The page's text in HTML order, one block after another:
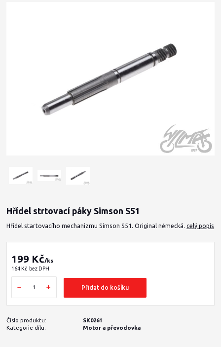
Hřídel strtovací páky Simson S51
Hřídel startovacího mechanizmu Simson S51. Original německá.celý popis
199 Kč/ks
164 Kč bez DPH
Přidat do košíku
Číslo produktu:
SK0261
Kategorie dílu:
Motor a převodovka